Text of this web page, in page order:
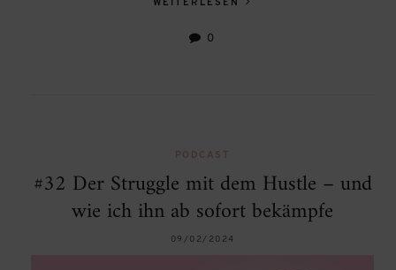
WEITERLESEN
0
PODCAST
#32 Der Struggle mit dem Hustle – und
wie ich ihn ab sofort bekämpfe
09/02/2024